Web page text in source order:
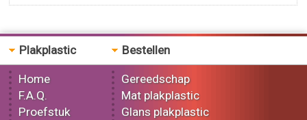
Plakplastic
Home
F.A.Q.
Proefstuk
Bestellen
Gereedschap
Mat plakplastic
Glans plakplastic